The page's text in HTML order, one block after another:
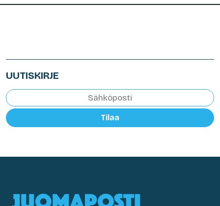
UUTISKIRJE
Tilaa